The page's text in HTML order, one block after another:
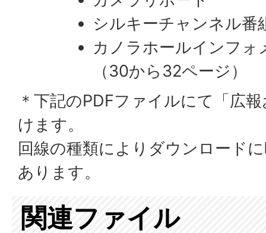
シルキーチャンネル番
カノラホールインフォ
​​​​​​​（30から32ページ）
＊下記のPDFファイルにて「広
けます。
回線の種類によりダウンロード
あります。
関連ファイル